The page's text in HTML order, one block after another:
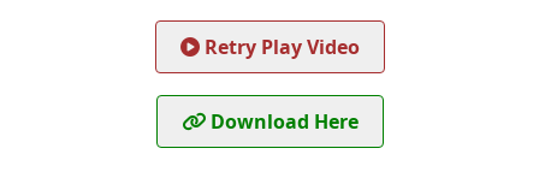
Retry Play Video
Download Here